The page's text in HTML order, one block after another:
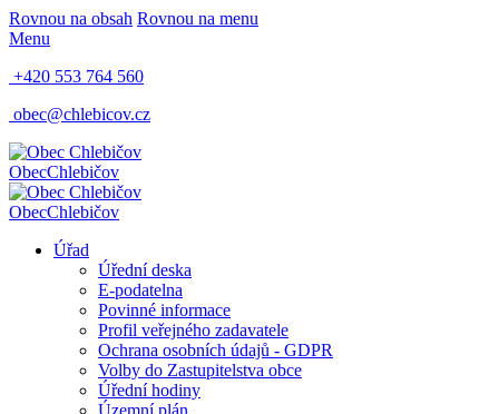
Rovnou na obsah Rovnou na menu
Menu
+420 553 764 560
obec@chlebicov.cz
ObecChlebičov
ObecChlebičov
Úřad
Úřední deska
E-podatelna
Povinné informace
Profil veřejného zadavatele
Ochrana osobních údajů - GDPR
Volby do Zastupitelstva obce
Úřední hodiny
Územní plán